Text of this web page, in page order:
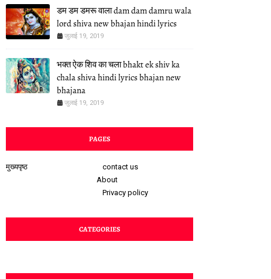
डम डम डमरू वाला dam dam damru wala
lord shiva new bhajan hindi lyrics
जुलाई 19, 2019
भक्त ऐक शिव का चला bhakt ek shiv ka
chala shiva hindi lyrics bhajan new
bhajana
जुलाई 19, 2019
PAGES
मुख्यपृष्ठ
contact us
About
Privacy policy
CATEGORIES